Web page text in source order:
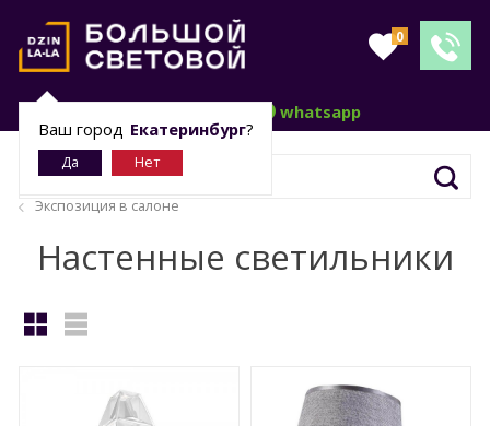
0
Ваш город Екатеринбург?
whatsapp
Экспозиция в салоне
Настенные светильники